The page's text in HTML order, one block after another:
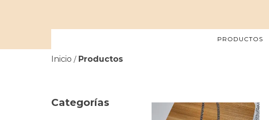
PRODUCTOS
Inicio / Productos
Categorías